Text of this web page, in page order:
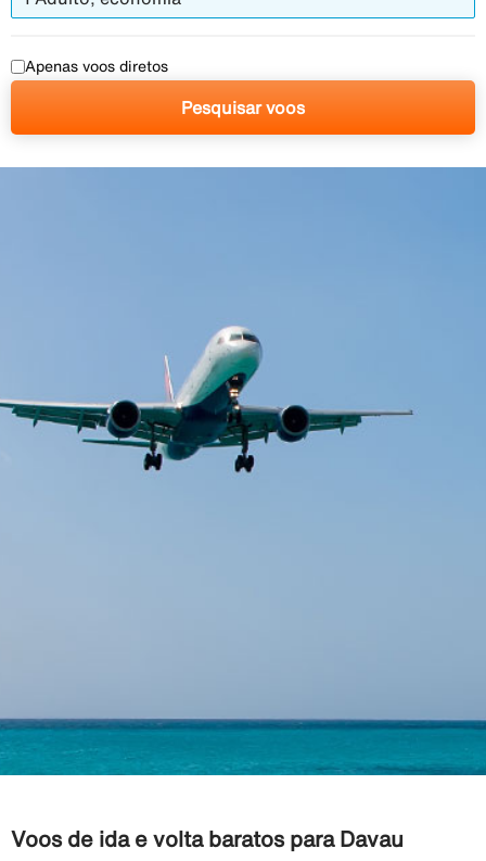
Apenas voos diretos
Pesquisar voos
Voos de ida e volta baratos para Davau